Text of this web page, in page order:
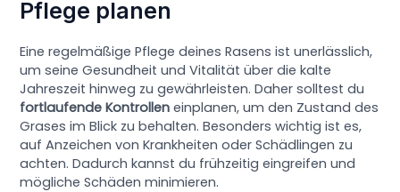
Pflege planen
Eine regelmäßige Pflege deines Rasens ist unerlässlich,
um seine Gesundheit und Vitalität über die kalte
Jahreszeit hinweg zu gewährleisten. Daher solltest du
fortlaufende Kontrollen einplanen, um den Zustand des
Grases im Blick zu behalten. Besonders wichtig ist es,
auf Anzeichen von Krankheiten oder Schädlingen zu
achten. Dadurch kannst du frühzeitig eingreifen und
mögliche Schäden minimieren.